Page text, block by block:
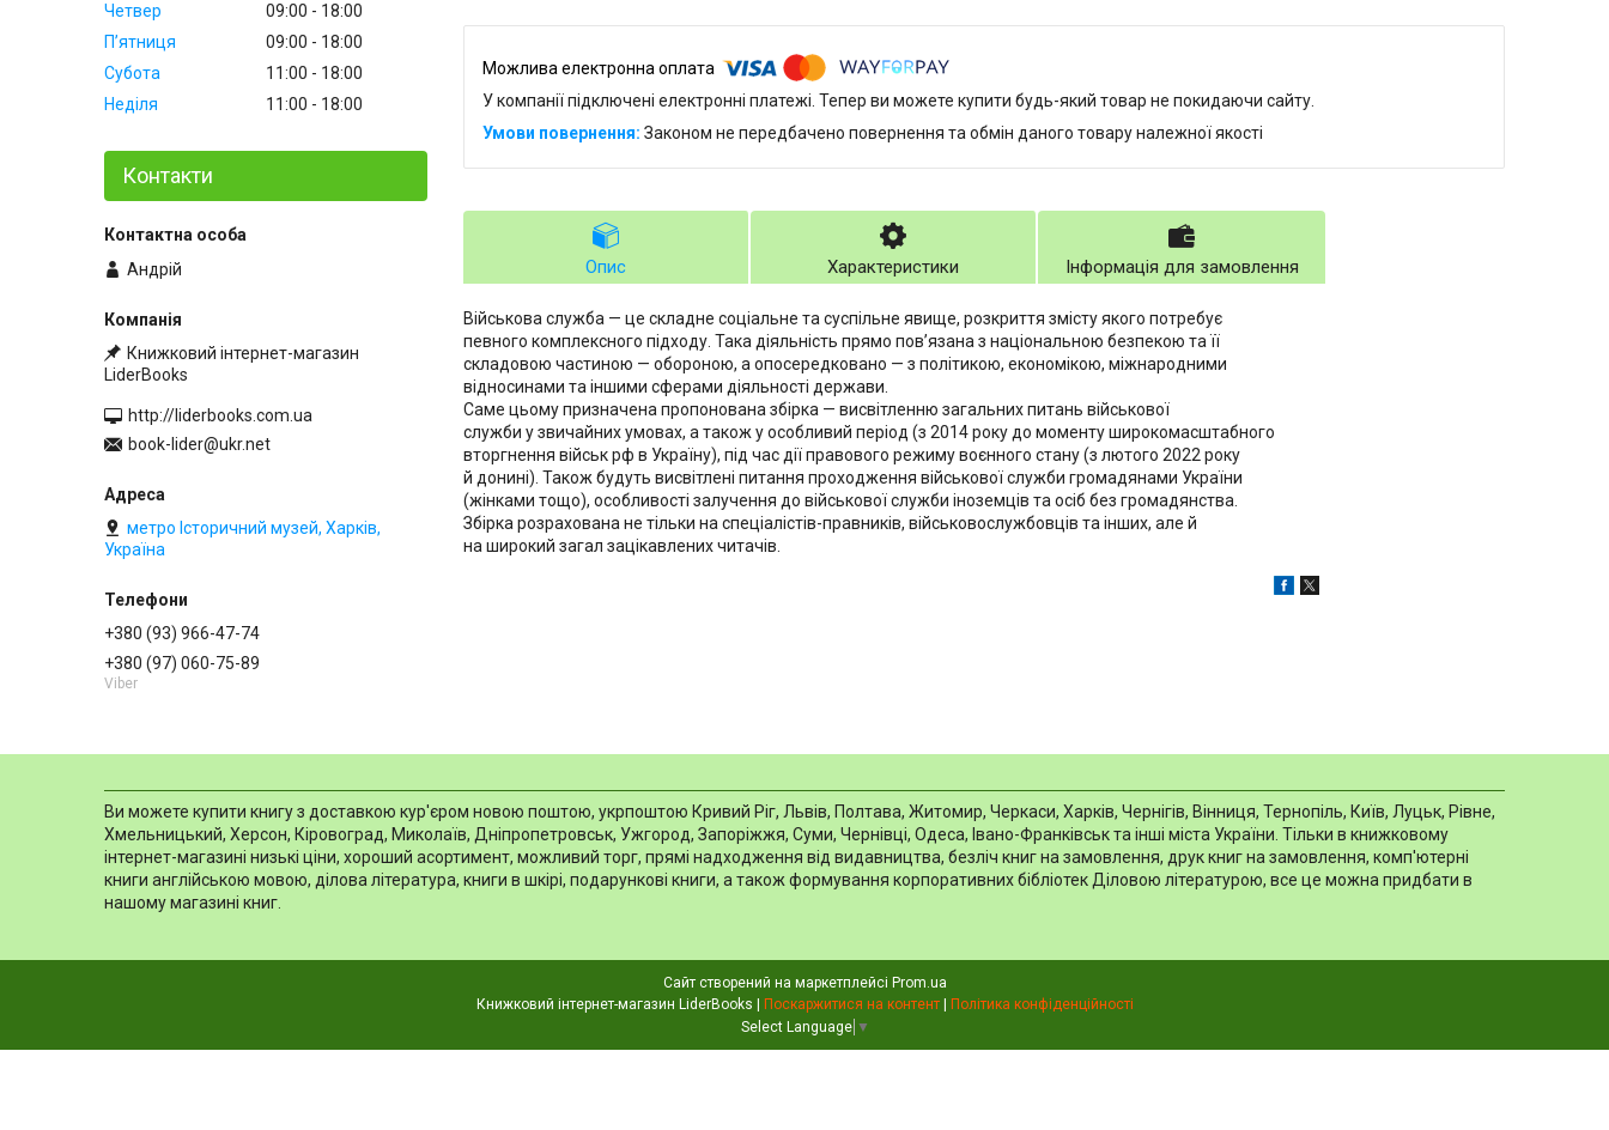
У компанії підключені електронні платежі. Тепер ви можете купити будь-який товар не покидаючи сайту.
Законом не передбачено повернення та обмін даного товару належної якості
Опис Характеристики Інформація для замовлення
Військова служба — це складне соціальне та суспільне явище, розкриття змісту якого потребує
певного комплексного підходу. Така діяльність прямо пов’язана з національною безпекою та її
складовою частиною — обороною, а опосередковано — з політикою, економікою, міжнародними
відносинами та іншими сферами діяльності держави.
Саме цьому призначена пропонована збірка — висвітленню загальних питань військової
служби у звичайних умовах, а також у особливий період (з 2014 року до моменту широкомасштабного
вторгнення військ рф в Україну), під час дії правового режиму воєнного стану (з лютого 2022 року
й донині). Також будуть висвітлені питання проходження військової служби громадянами України
(жінками тощо), особливості залучення до військової служби іноземців та осіб без громадянства.
Збірка розрахована не тільки на спеціалістів-правників, військовослужбовців та інших, але й
на широкий загал зацікавлених читачів.
Четвер
09:00
18:00
Пʼятниця
09:00
18:00
Субота
11:00
18:00
Неділя
11:00 18:00
Контакти
Андрій
Книжковий інтернет-магазин
LiderBooks
http://liderbooks.com.ua
book-lider@ukr.net
метро Історичний музей, Харків,
Україна
+380 (93) 966-47-74
+380 (97) 060-75-89
Viber
Ви можете купити книгу з доставкою кур'єром новою поштою, укрпоштою Кривий Ріг, Львів, Полтава, Житомир, Черкаси, Харків, Чернігів, Вінниця, Тернопіль, Київ, Луцьк, Рівне,
Хмельницький, Херсон, Кіровоград, Миколаїв, Дніпропетровськ, Ужгород, Запоріжжя, Суми, Чернівці, Одеса, Івано-Франківськ та інші міста України. Тільки в книжковому
інтернет-магазині низькі ціни, хороший асортимент, можливий торг, прямі надходження від видавництва, безліч книг на замовлення, друк книг на замовлення, комп'ютерні
книги англійською мовою, ділова література, книги в шкірі, подарункові книги, а також формування корпоративних бібліотек Діловою літературою, все це можна придбати в
нашому магазині книг.
Сайт створений на маркетплейсі Prom.ua
Поскаржитися на контент
Політика конфіденційності
Select Language ▼